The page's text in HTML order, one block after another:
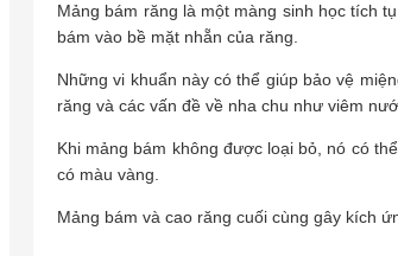
Mảng bám răng là một màng sinh học tích
bám vào bề mặt nhẵn của răng.
Những vi khuẩn này có thể giúp bảo vệ
răng và các vấn đề về nha chu như viêm
Khi mảng bám không được loại bỏ, nó có
có màu vàng.
Mảng bám và cao răng cuối cùng gây kích